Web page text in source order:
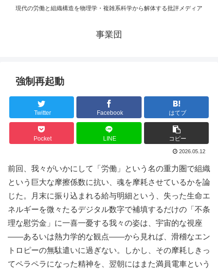
現代の労働と組織構造を物理学・複雑系科学から解体する批評メディア
事業団
強制再起動
Twitter Facebook はてブ
Pocket LINE コピー
2026.05.12
前回、我々がいかにして「労働」という名の重力圏で組織
という巨大な摩擦係数に抗い、魂を摩耗させているかを論
じた。月末に振り込まれる給与明細という、失った生命エ
ネルギーを微々たるデジタル数字で補填するだけの「不条
理な慰労金」に一喜一憂する我々の姿は、宇宙的な視座
——あるいは熱力学的な観点——から見れば、滑稽なエン
トロピーの無駄遣いに過ぎない。しかし、その摩耗しきっ
てペラペラになった精神を、翌朝にはまた満員電車という